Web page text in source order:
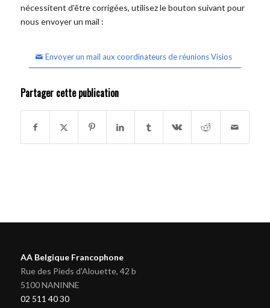
nécessitent d'être corrigées, utilisez le bouton suivant pour
nous envoyer un mail :
Envoyer un mail aux coordinateurs de réunions Visios
Partager cette publication
AA Belgique Francophone
Rue des Pieds d'Alouette, 42 b
5100 NANINNE
02 511 40 30